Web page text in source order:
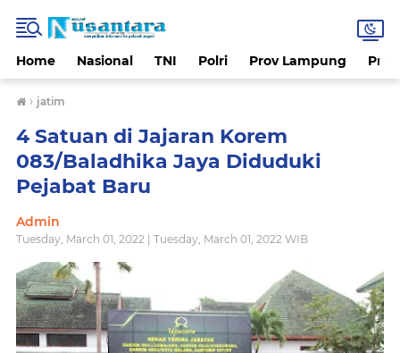
Home Nasional TNI Polri Prov Lampung
› jatim
4 Satuan di Jajaran Korem
083/Baladhika Jaya Diduduki
Pejabat Baru
Admin
Tuesday, March 01, 2022 | Tuesday, March 01, 2022 WIB